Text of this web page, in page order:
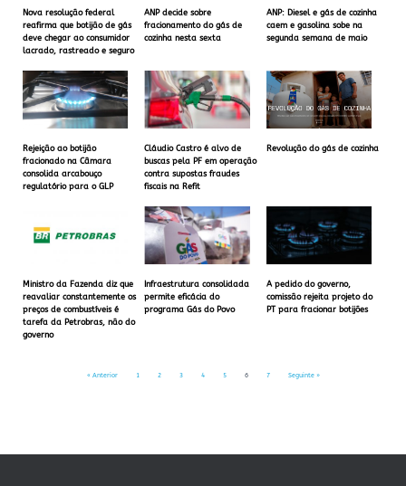
Nova resolução federal
reafirma que botijão de gás
deve chegar ao consumidor
lacrado, rastreado e seguro
ANP decide sobre
fracionamento do gás de
cozinha nesta sexta
ANP: Diesel e gás de cozinha
caem e gasolina sobe na
segunda semana de maio
Rejeição ao botijão
fracionado na Câmara
consolida arcabouço
regulatório para o GLP
Cláudio Castro é alvo de
buscas pela PF em operação
contra supostas fraudes
fiscais na Refit
Revolução do gás de cozinha
Ministro da Fazenda diz que
reavaliar constantemente os
preços de combustíveis é
tarefa da Petrobras, não do
governo
Infraestrutura consolidada
permite eficácia do
programa Gás do Povo
A pedido do governo,
comissão rejeita projeto do
PT para fracionar botijões
« Anterior 1 2 3 4 5 6 7 Seguinte »